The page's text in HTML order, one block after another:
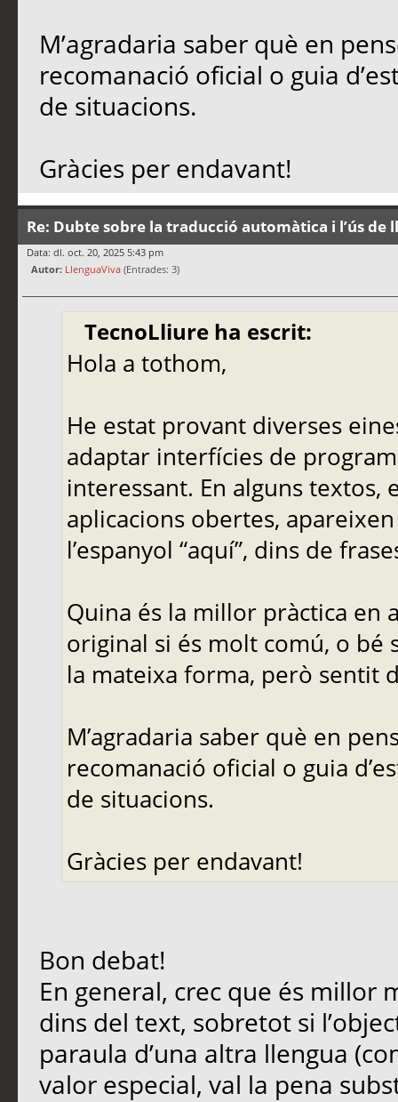
M’agradaria saber què en
recomanació oficial o guia
de situacions.
Gràcies per endavant!
Re: Dubte sobre la traducció automàtica i l’ús de
Data: dl. oct. 20, 2025 5:43 pm
Autor: LlenguaViva (Entrades: 3)
TecnoLliure ha escrit:
Hola a tothom,
He estat provant diverses
adaptar interfícies de
interessant. En alguns
aplicacions obertes,
l’espanyol “aquí”, dins de
Quina és la millor pràctica en
original si és molt comú, o
la mateixa forma, però sentit
M’agradaria saber què en
recomanació oficial o guia
de situacions.
Gràcies per endavant!
Bon debat!
En general, crec que és millor
dins del text, sobretot si
paraula d’una altra llengua
valor especial, val la pena